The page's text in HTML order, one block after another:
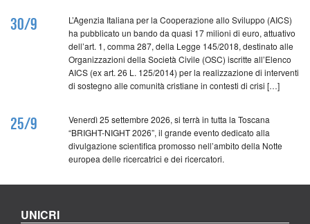
30/9
L’Agenzia Italiana per la Cooperazione allo Sviluppo (AICS)
ha pubblicato un bando da quasi 17 milioni di euro, attuativo
dell’art. 1, comma 287, della Legge 145/2018, destinato alle
Organizzazioni della Società Civile (OSC) iscritte all’Elenco
AICS (ex art. 26 L. 125/2014) per la realizzazione di interventi
di sostegno alle comunità cristiane in contesti di crisi […]
25/9
Venerdì 25 settembre 2026, si terrà in tutta la Toscana
“BRIGHT-NIGHT 2026”, il grande evento dedicato alla
divulgazione scientifica promosso nell’ambito della Notte
europea delle ricercatrici e dei ricercatori.
UNICRI